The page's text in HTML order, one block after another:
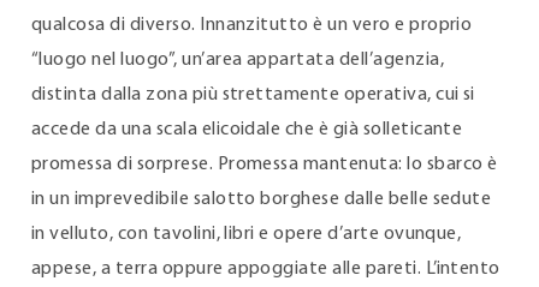
qualcosa di diverso. Innanzitutto è un vero e proprio
“luogo nel luogo”, un’area appartata dell’agenzia,
distinta dalla zona più strettamente operativa, cui si
accede da una scala elicoidale che è già solleticante
promessa di sorprese. Promessa mantenuta: lo sbarco è
in un imprevedibile salotto borghese dalle belle sedute
in velluto, con tavolini, libri e opere d’arte ovunque,
appese, a terra oppure appoggiate alle pareti. L’intento